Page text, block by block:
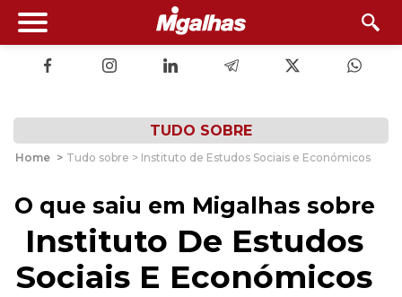
TUDO SOBRE
Home > Tudo sobre > Instituto de Estudos Sociais e Económicos
O que saiu em Migalhas sobre
Instituto De Estudos
Sociais E Económicos